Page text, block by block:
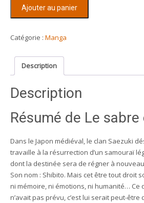
sabre
Shibito
Ajouter au panier
Catégorie : Manga
Description
Description
Résumé de Le
Dans le Japon médiéval, le clan Saezuki
travaille à la résurrection d’un samouraï
dont la destinée sera de régner à
Son nom : Shibito. Mais cet être tout droit
ni mémoire, ni émotions, ni humanité… Ce
n’avait pas prévu, c’est lui serait peut-